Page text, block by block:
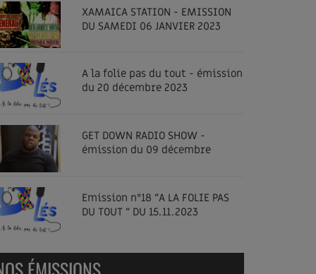
XAMAICA STATION - EMISSION
DU SAMEDI 06 JANVIER 2023
A la folie pas du tout - émission
du 20 décembre 2023
GET DOWN RADIO SHOW -
émission du 09 décembre
Emission n°18 "A LA FOLIE PAS
DU TOUT " DU 15.11.2023